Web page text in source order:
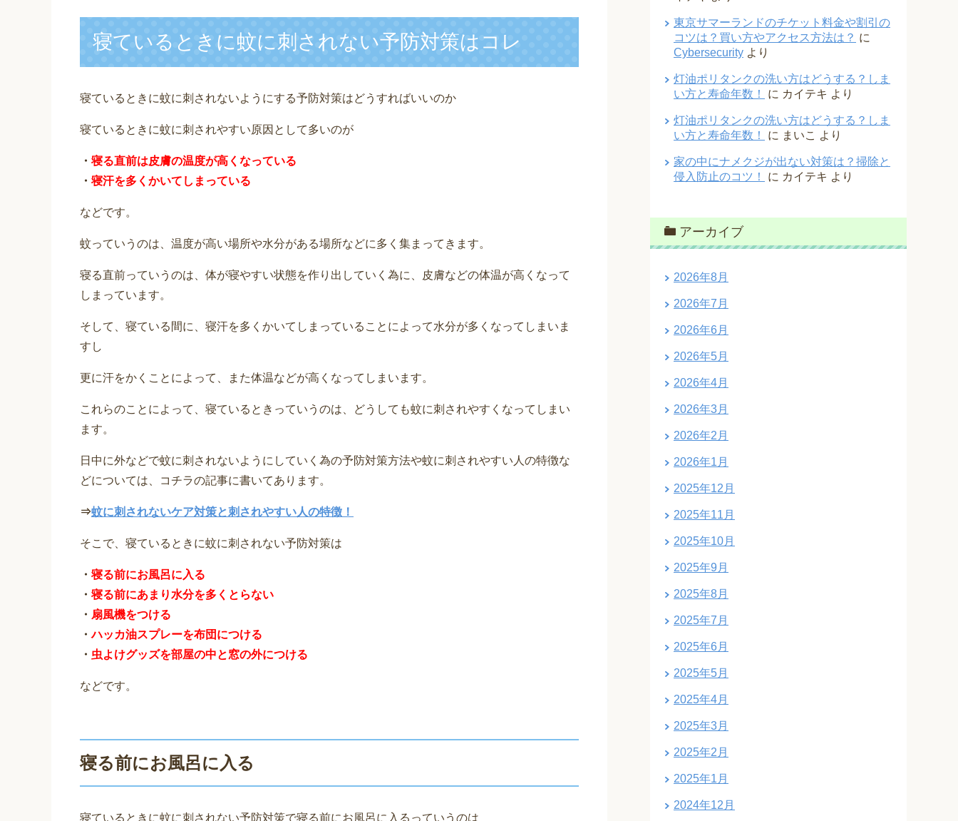
寝ているときに蚊に刺されない予防対策はコレ
寝ているときに蚊に刺されないようにする予防対策はどうすればいいのか
寝ているときに蚊に刺されやすい原因として多いのが
・ 寝る直前は皮膚の温度が高くなっている
・ 寝汗を多くかいてしまっている
などです。
蚊っていうのは、温度が高い場所や水分がある場所などに多く集まってきます。
寝る直前っていうのは、体が寝やすい状態を作り出していく為に、皮膚などの体温が高くなって
しまっています。
そして、寝ている間に、寝汗を多くかいてしまっていることによって水分が多くなってしまいま
すし
更に汗をかくことによって、また体温などが高くなってしまいます。
これらのことによって、寝ているときっていうのは、どうしても蚊に刺されやすくなってしまい
ます。
日中に外などで蚊に刺されないようにしていく為の予防対策方法や蚊に刺されやすい人の特徴な
どについては、コチラの記事に書いてあります。
⇒蚊に刺されないケア対策と刺されやすい人の特徴！
そこで、寝ているときに蚊に刺されない予防対策は
・ 寝る前にお風呂に入る
・ 寝る前にあまり水分を多くとらない
・ 扇風機をつける
・ハッカ油スプレーを布団につける
・ 虫よけグッズを部屋の中と窓の外につける
などです。
寝る前にお風呂に入る
寝ているときに蚊に刺されない予防対策で寝る前にお風呂に入るっていうのは
東京サマーランドのチケット料金や割引の
コツは？買い方やアクセス方法は？ に
Cybersecurity より
灯油ポリタンクの洗い方はどうする？しま
い方と寿命年数！
に カイテキ より
灯油ポリタンクの洗い方はどうする？しま
い方と寿命年数！
に まいこ より
家の中にナメクジが出ない対策は？掃除と
侵入防止のコツ！
に カイテキ より
アーカイブ
2026年8月
2026年7月
2026年6月
2026年5月
2026年4月
2026年3月
2026年2月
2026年1月
2025年12月
2025年11月
2025年10月
2025年9月
2025年8月
2025年7月
2025年6月
2025年5月
2025年4月
2025年3月
2025年2月
2025年1月
2024年12月